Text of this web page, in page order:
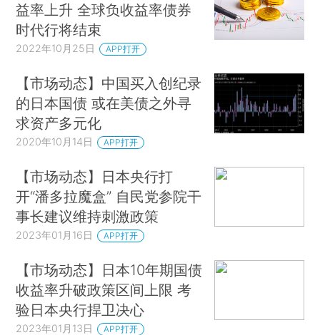
益率上升 全球负收益率债券
时代行将结束
2022年10月25日 APP打开
【市场动态】中国买入创纪录
的日本国债 或在美债之外寻
求资产多元化
2020年10月14日 APP打开
【市场动态】日本央行打
开“潘多拉魔盒” 自民党参院干
事长建议维持刺激政策
2023年01月16日 APP打开
【市场动态】日本10年期国债
收益率升破政策区间上限 考
验日本央行捍卫决心
2023年01月13日 APP打开